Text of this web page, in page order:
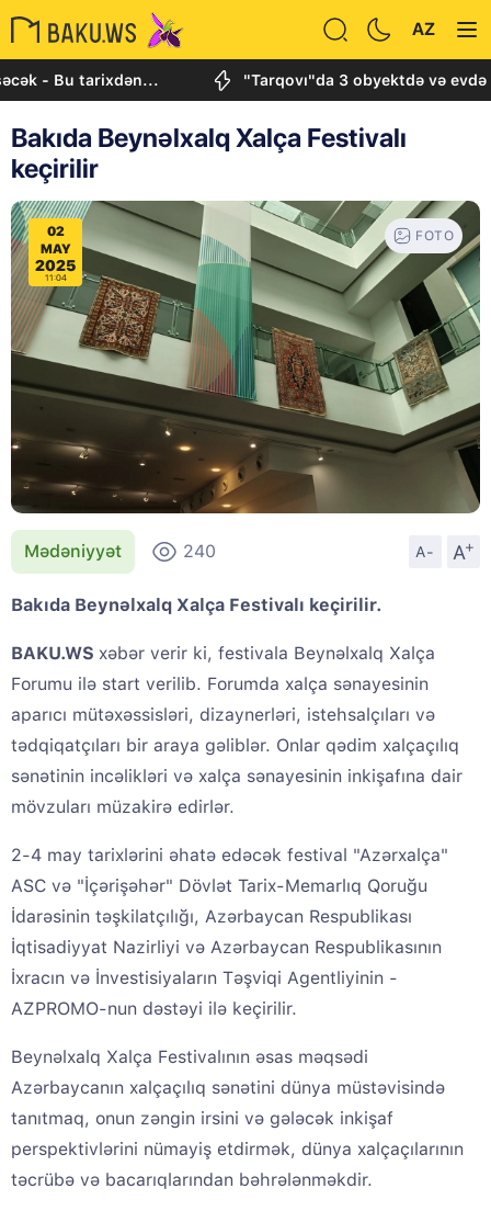
AZ
tarixdən... "Tarqovı"da 3 obyektdə və evdə baş
Bakıda Beynəlxalq Xalça Festivalı
keçirilir
02
MAY
2025
11:04
FOTO
Mədəniyyət 240 A- A
+
Bakıda Beynəlxalq Xalça Festivalı keçirilir.
BAKU.WS xəbər verir ki, festivala Beynəlxalq Xalça
Forumu ilə start verilib. Forumda xalça sənayesinin
aparıcı mütəxəssisləri, dizaynerləri, istehsalçıları və
tədqiqatçıları bir araya gəliblər. Onlar qədim xalçaçılıq
sənətinin incəlikləri və xalça sənayesinin inkişafına dair
mövzuları müzakirə edirlər.
2-4 may tarixlərini əhatə edəcək festival "Azərxalça"
ASC və "İçərişəhər" Dövlət Tarix-Memarlıq Qoruğu
İdarəsinin təşkilatçılığı, Azərbaycan Respublikası
İqtisadiyyat Nazirliyi və Azərbaycan Respublikasının
İxracın və İnvestisiyaların Təşviqi Agentliyinin -
AZPROMO-nun dəstəyi ilə keçirilir.
Beynəlxalq Xalça Festivalının əsas məqsədi
Azərbaycanın xalçaçılıq sənətini dünya müstəvisində
tanıtmaq, onun zəngin irsini və gələcək inkişaf
perspektivlərini nümayiş etdirmək, dünya xalçaçılarının
təcrübə və bacarıqlarından bəhrələnməkdir.